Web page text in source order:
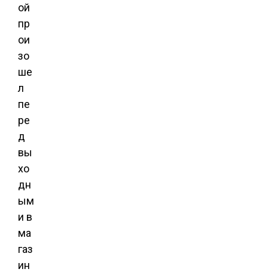
ой
пр
ои
зо
ше
л
пе
ре
д
вы
хо
дн
ым
и в
ма
газ
ин